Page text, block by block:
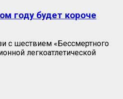
году будет короче
с шествием «Бессмертного
легкоатлетической